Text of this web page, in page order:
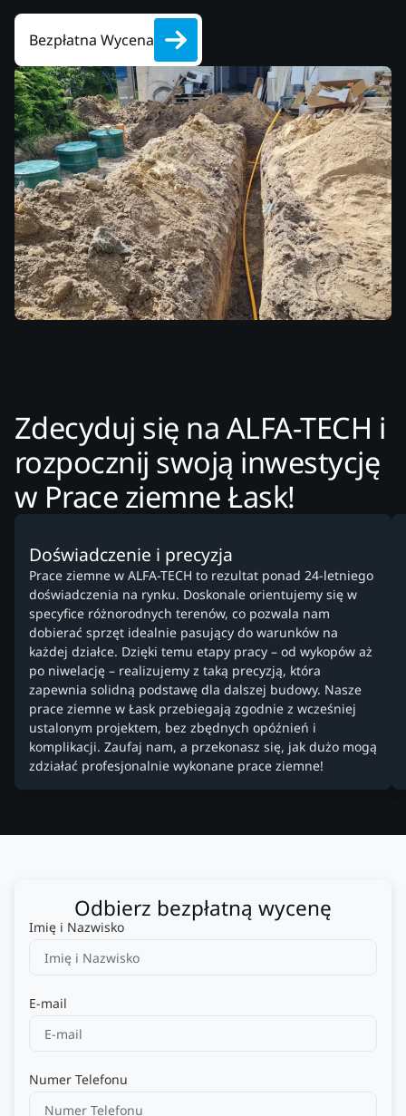
Bezpłatna Wycena
Zdecyduj się na ALFA-TECH i
rozpocznij swoją inwestycję
w Prace ziemne Łask!
Doświadczenie i precyzja
Prace ziemne w ALFA-TECH to rezultat ponad 24-letniego
doświadczenia na rynku. Doskonale orientujemy się w
specyfice różnorodnych terenów, co pozwala nam
dobierać sprzęt idealnie pasujący do warunków na
każdej działce. Dzięki temu etapy pracy – od wykopów aż
po niwelację – realizujemy z taką precyzją, która
zapewnia solidną podstawę dla dalszej budowy. Nasze
prace ziemne w Łask przebiegają zgodnie z wcześniej
ustalonym projektem, bez zbędnych opóźnień i
komplikacji. Zaufaj nam, a przekonasz się, jak dużo mogą
zdziałać profesjonalnie wykonane prace ziemne!
Odbierz bezpłatną wycenę
Imię i Nazwisko
E-mail
Numer Telefonu